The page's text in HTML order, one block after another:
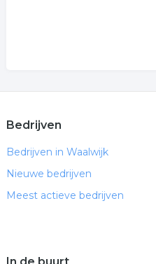
Bedrijven
Bedrijven in Waalwijk
Nieuwe bedrijven
Meest actieve bedrijven